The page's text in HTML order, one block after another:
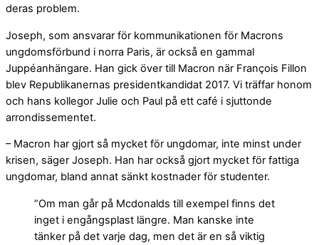
deras problem.
Joseph, som ansvarar för kommunikationen för Macrons
ungdomsförbund i norra Paris, är också en gammal
Juppéanhängare. Han gick över till Macron när François Fillon
blev Republikanernas presidentkandidat 2017. Vi träffar honom
och hans kollegor Julie och Paul på ett café i sjuttonde
arrondissementet.
– Macron har gjort så mycket för ungdomar, inte minst under
krisen, säger Joseph. Han har också gjort mycket för fattiga
ungdomar, bland annat sänkt kostnader för studenter.
”Om man går på Mcdonalds till exempel finns det
inget i engångsplast längre. Man kanske inte
tänker på det varje dag, men det är en så viktig